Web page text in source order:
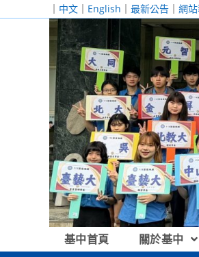
｜ 中文 ｜ English ｜ 最新公告 ｜ 網
基中首頁 關於基中